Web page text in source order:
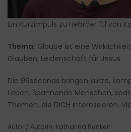
Ein Kurzimpuls zu Hebräer 11,1 von
Thema: Glaube ist eine
Glauben, Leidenschaft für Jesus
Die 99seconds bringen kurze,
Leben. Spannende Menschen,
Themen, die DICH interessieren.
Autor / Autorin: Katharina Renken